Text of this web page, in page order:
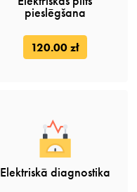
pieslēgšana
120.00 zł
Elektriskā diagnostika